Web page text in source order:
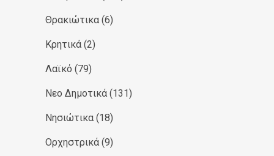
Θρακιώτικα (6)
Κρητικά (2)
Λαϊκό (79)
Νεο Δημοτικά (131)
Νησιώτικα (18)
Ορχηστρικά (9)